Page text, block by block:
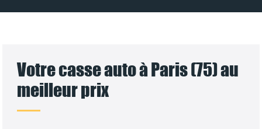
Votre casse auto à Paris (75) au
meilleur prix